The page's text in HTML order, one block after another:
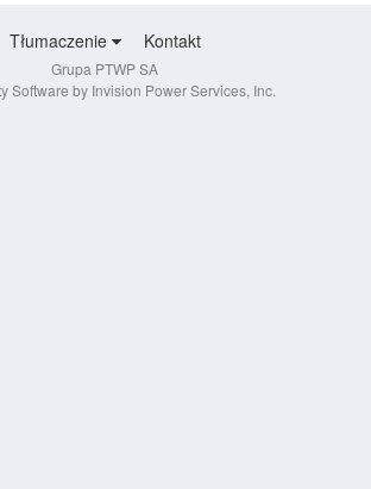
Tłumaczenie Kontakt
Grupa PTWP SA
Software by Invision Power Services, Inc.